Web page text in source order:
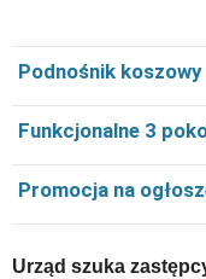
Podnośnik koszowy
Funkcjonalne 3
Promocja na
Urząd szuka